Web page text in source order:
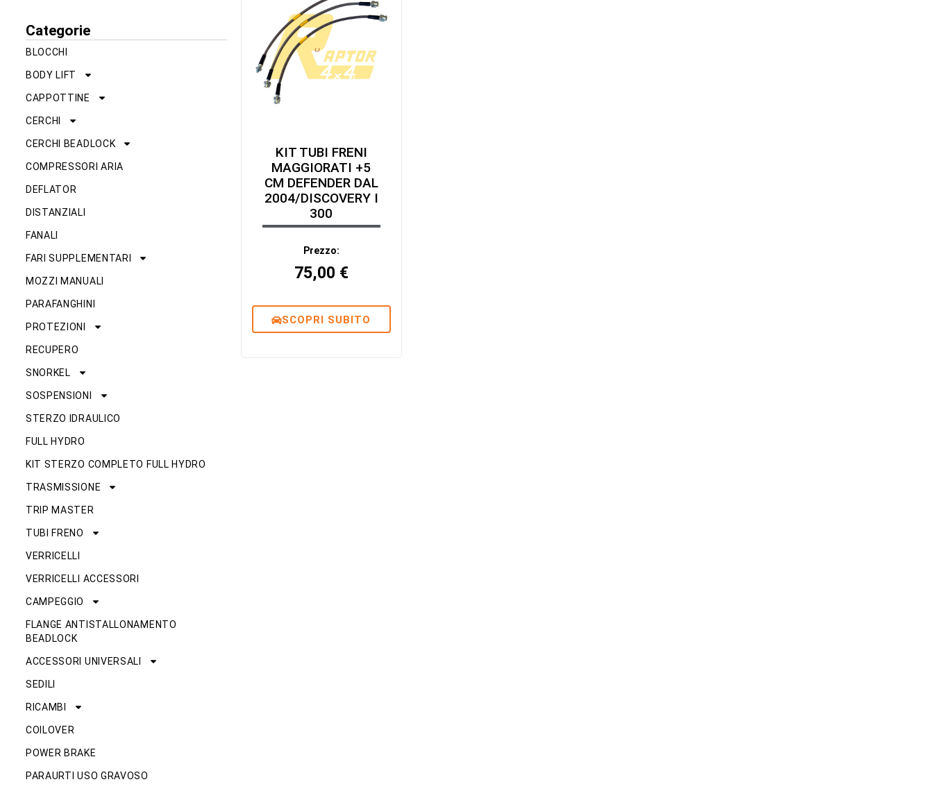
Categorie
BLOCCHI
BODY LIFT
CAPPOTTINE
CERCHI
CERCHI BEADLOCK
COMPRESSORI ARIA
DEFLATOR
DISTANZIALI
FANALI
FARI SUPPLEMENTARI
MOZZI MANUALI
PARAFANGHINI
PROTEZIONI
RECUPERO
SNORKEL
SOSPENSIONI
STERZO IDRAULICO
FULL HYDRO
KIT STERZO COMPLETO FULL HYDRO
TRASMISSIONE
TRIP MASTER
TUBI FRENO
VERRICELLI
VERRICELLI ACCESSORI
CAMPEGGIO
FLANGE ANTISTALLONAMENTO
BEADLOCK
ACCESSORI UNIVERSALI
SEDILI
RICAMBI
COILOVER
POWER BRAKE
PARAURTI USO GRAVOSO
KIT TUBI FRENI
MAGGIORATI +5
CM DEFENDER DAL
2004/DISCOVERY I
300
Prezzo:
75,00 €
SCOPRI SUBITO